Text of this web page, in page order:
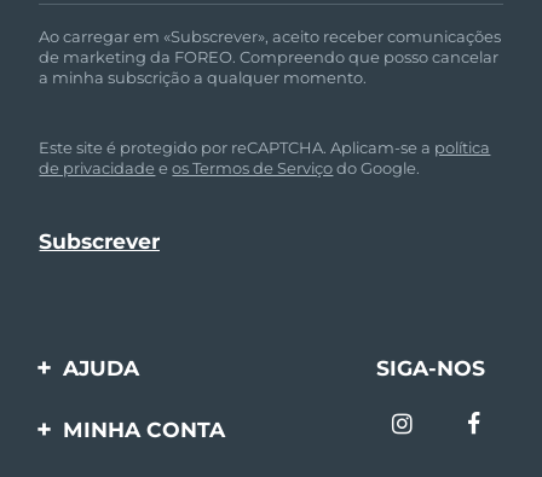
Ao carregar em «Subscrever», aceito receber comunicações
de marketing da FOREO. Compreendo que posso cancelar
a minha subscrição a qualquer momento.
Este site é protegido por reCAPTCHA. Aplicam-se a política
de privacidade eos Termos de Serviçodo Google.
AJUDA
Entre em contato
SIGA-NOS
MINHA CONTA